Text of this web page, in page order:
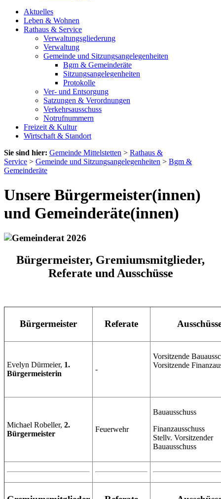
Aktuelles
Leben & Wohnen
Rathaus & Service
Verwaltungsgliederung
Verwaltung
Gemeinde und Sitzungsangelegenheiten
Bgm & Gemeinderäte
Sitzungsangelegenheiten
Protokolle
Ver- und Entsorgung
Satzungen & Verordnungen
Verkehrsausschuss
Notrufnummern
Freizeit & Kultur
Wirtschaft & Standort
Sie sind hier: Gemeinde Mittelstetten > Rathaus &
Service > Gemeinde und Sitzungsangelegenheiten > Bgm &
Gemeinderäte
Unsere Bürgermeister(innen)
und Gemeinderäte(innen)
Bürgermeister, Gremiumsmitglieder,
Referate und Ausschüsse
Bürgermeister Referate
Evelyn Dürmeier, 1.
Bürgermeisterin
-
Vorsitzende
Vorsitzende
Michael Robeller, 2.
Bürgermeister
Feuerwehr
Bauausschuss
Finanzausschuss
Stellv. Vorsitzender
Bauausschuss